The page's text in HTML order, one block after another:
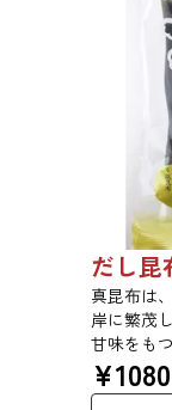
だし
真昆布は
岸に繁茂
甘味をも
塩昆布、
テラなど
¥1080